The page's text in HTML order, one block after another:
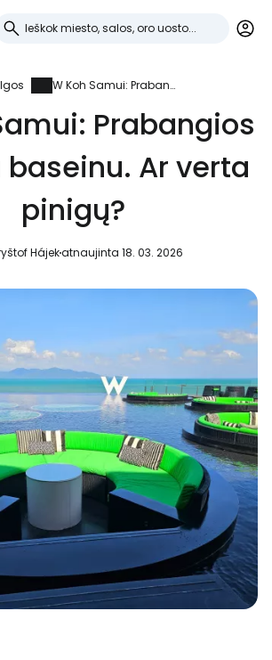
W Koh Samui: Prabangios vilos su baseinu. Ar verta pinigų?
Prabangios
Ar verta
pinigų?
Hájekatnaujinta 18. 03. 2026
prie
kelionių bendruomenė
Tęsti el. paštu